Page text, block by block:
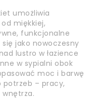
umożliwia
miękkiej,
funkcjonalne
się jako nowoczesny
lustro w łazience
w sypialni obok
moc i barwę
potrzeb – pracy,